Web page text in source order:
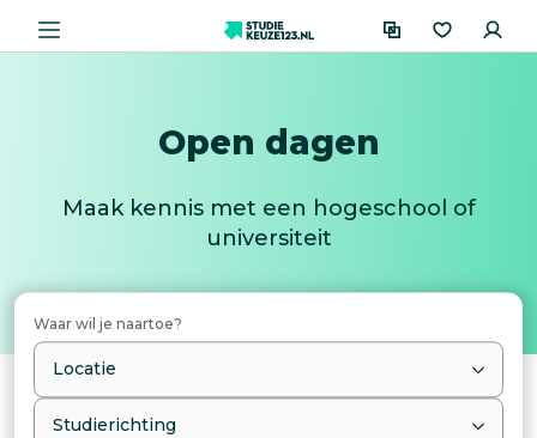
Open dagen
Maak kennis met een hogeschool of
universiteit
Waar wil je naartoe?
Locatie
Studierichting